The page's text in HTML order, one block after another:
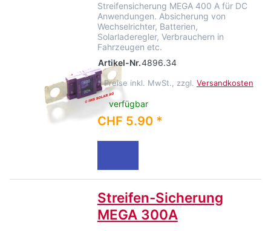
Streifensicherung MEGA 400 A für DC
Anwendungen. Absicherung von
Wechselrichter, Batterien,
Solarladeregler, Verbrauchern in
Fahrzeugen etc.
Artikel-Nr.4896.34
* Preise inkl. MwSt., zzgl. Versandkosten
verfügbar
CHF 5.90 *
Streifen-Sicherung
MEGA 300A